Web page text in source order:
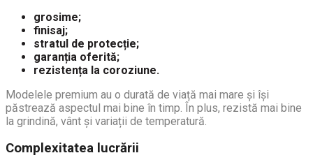
grosime;
finisaj;
stratul de protecție;
garanția oferită;
rezistența la coroziune.
Modelele premium au o durată de viață mai mare și își
păstrează aspectul mai bine în timp. În plus, rezistă mai bine
la grindină, vânt și variații de temperatură.
Complexitatea lucrării